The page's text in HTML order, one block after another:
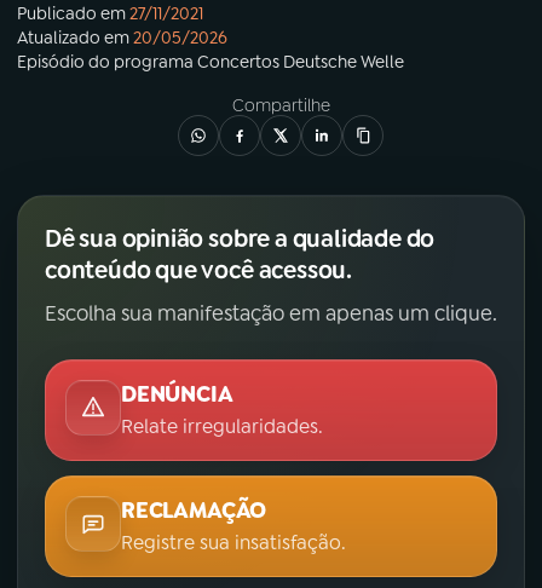
Publicado em27/11/2021
Atualizado em20/05/2026
Episódio do programa Concertos Deutsche Welle
Compartilhe
Dê sua opinião sobre a qualidade do
conteúdo que você acessou.
Escolha sua manifestação em apenas um clique.
DENÚNCIA
Relate irregularidades.
RECLAMAÇÃO
Registre sua insatisfação.